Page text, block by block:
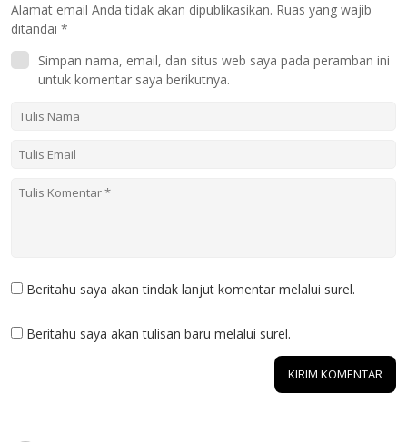
Alamat email Anda tidak akan dipublikasikan. Ruas yang wajib
ditandai *
Simpan nama, email, dan situs web saya pada peramban ini
untuk komentar saya berikutnya.
Beritahu saya akan tindak lanjut komentar melalui surel.
Beritahu saya akan tulisan baru melalui surel.